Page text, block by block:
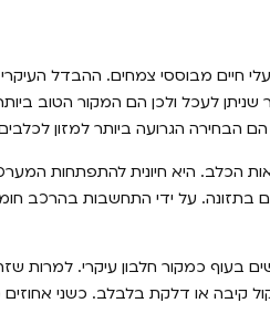
חיים מבוססי צמחים. ההבדל
שניתן לעכל ולכן הם המקור הטוב
הבחירה הגרועה ביותר למזון
הכלב. היא חיונית להתפתחות
בתזונה. על ידי התחשבות בהרכב
בעוף כמקור חלבון עיקרי. למרות
קיבה או דלקת בלבלב. כשני אחוזים